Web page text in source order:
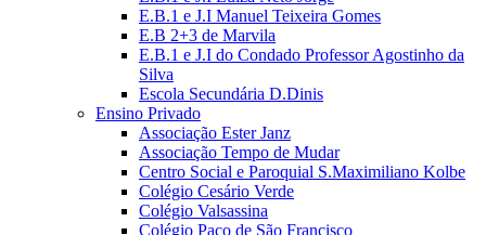
E.B.1 e J.I Manuel Teixeira Gomes
E.B 2+3 de Marvila
E.B.1 e J.I do Condado Professor Agostinho da
Silva
Escola Secundária D.Dinis
Ensino Privado
Associação Ester Janz
Associação Tempo de Mudar
Centro Social e Paroquial S.Maximiliano Kolbe
Colégio Cesário Verde
Colégio Valsassina
Colégio Paço de São Francisco